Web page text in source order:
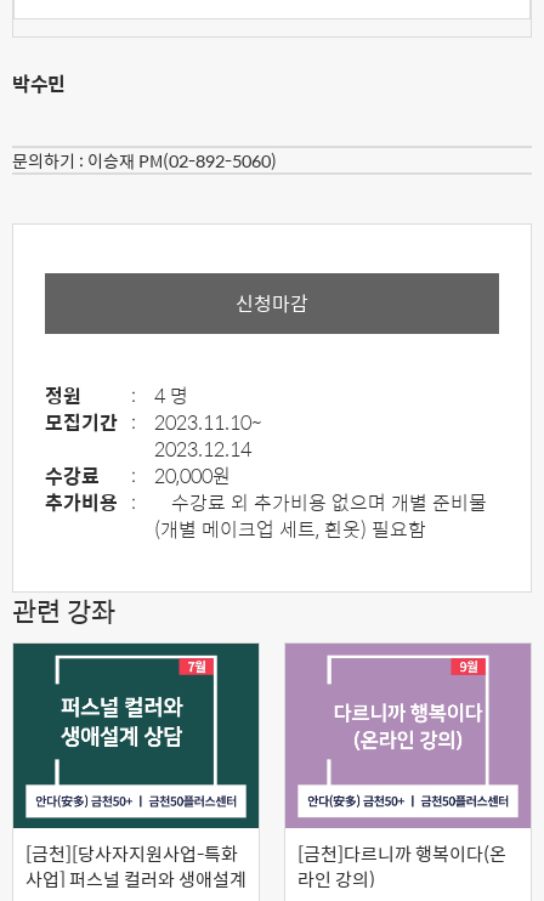
박수민
문의하기 : 이승재 PM(02-892-5060)
신청마감
정원 :
4 명
모집기간 :
2023.11.10~
2023.12.14
수강료
:
20,000원
추가비용 :
수강료 외 추가비용 없으며 개별 준비물
(개별 메이크업 세트, 흰옷) 필요함
관련 강좌
[금천][당사자지원사업-특화
사업] 퍼스널 컬러와 생애설계
[금천]다르니까 행복이다(온
라인 강의)